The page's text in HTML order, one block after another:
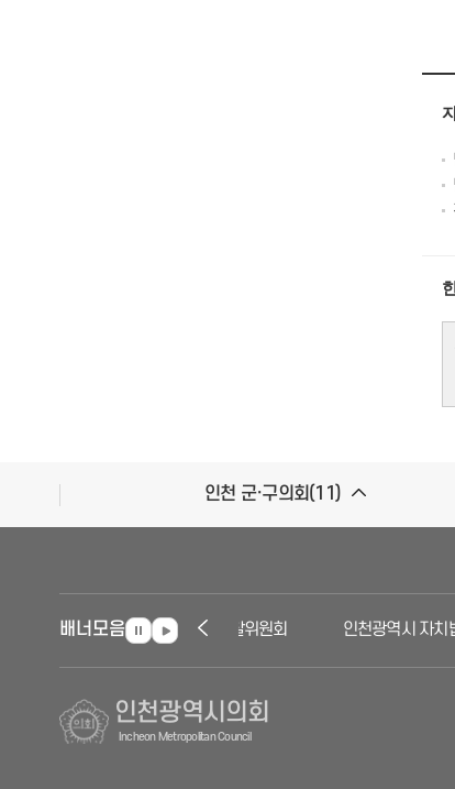
인천 군·구의회(11)
배너모음 인천자치경찰위원회 인천광역시 자치법
인천광역시의회
Incheon Metropolitan Council